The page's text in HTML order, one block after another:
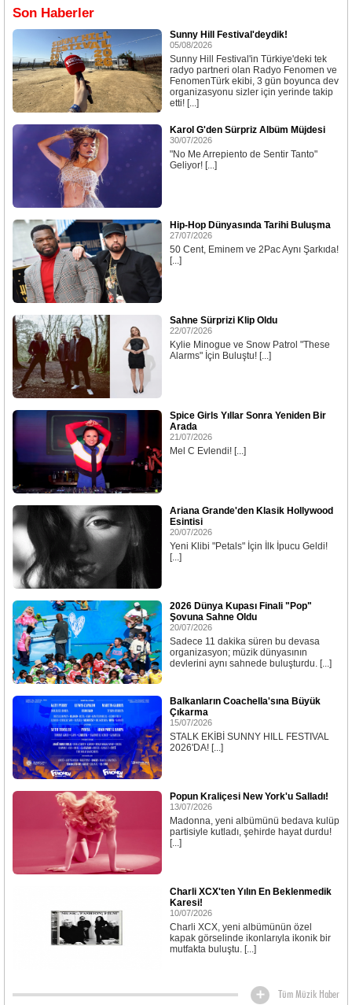
Son Haberler
Sunny Hill Festival'deydik!
05/08/2026
Sunny Hill Festival'in Türkiye'deki tek
radyo partneri olan Radyo Fenomen ve
FenomenTürk ekibi, 3 gün boyunca dev
organizasyonu sizler için yerinde takip
etti! [...]
Karol G'den Sürpriz Albüm Müjdesi
30/07/2026
"No Me Arrepiento de Sentir Tanto"
Geliyor! [...]
Hip-Hop Dünyasında Tarihi Buluşma
27/07/2026
50 Cent, Eminem ve 2Pac Aynı Şarkıda!
[...]
Sahne Sürprizi Klip Oldu
22/07/2026
Kylie Minogue ve Snow Patrol "These
Alarms" İçin Buluştu! [...]
Spice Girls Yıllar Sonra Yeniden Bir
Arada
21/07/2026
Mel C Evlendi! [...]
Ariana Grande'den Klasik Hollywood
Esintisi
20/07/2026
Yeni Klibi "Petals" İçin İlk İpucu Geldi!
[...]
2026 Dünya Kupası Finali "Pop"
Şovuna Sahne Oldu
20/07/2026
Sadece 11 dakika süren bu devasa
organizasyon; müzik dünyasının
devlerini aynı sahnede buluşturdu. [...]
Balkanların Coachella'sına Büyük
Çıkarma
15/07/2026
STALK EKİBİ SUNNY HILL FESTIVAL
2026'DA! [...]
Popun Kraliçesi New York'u Salladı!
13/07/2026
Madonna, yeni albümünü bedava kulüp
partisiyle kutladı, şehirde hayat durdu!
[...]
Charli XCX'ten Yılın En Beklenmedik
Karesi!
10/07/2026
Charli XCX, yeni albümünün özel
kapak görselinde ikonlarıyla ikonik bir
mutfakta buluştu. [...]
Tüm Müzik Haber